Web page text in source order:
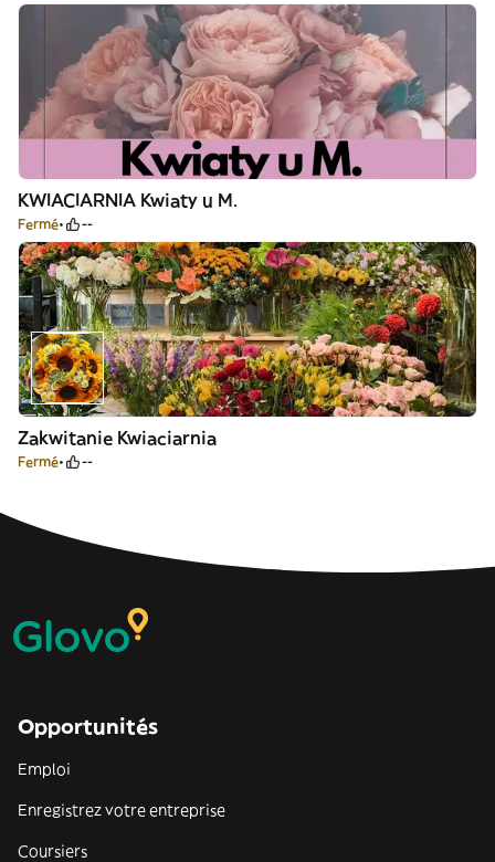
KWIACIARNIA Kwiaty u M.
Fermé --
Zakwitanie Kwiaciarnia
Fermé --
Opportunités
Emploi
Enregistrez votre entreprise
Coursiers